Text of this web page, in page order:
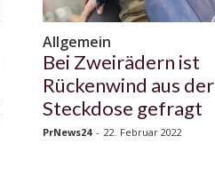
Allgemein
Bei Zweirädern ist
Rückenwind aus der
Steckdose gefragt
PrNews24 - 22. Februar 2022